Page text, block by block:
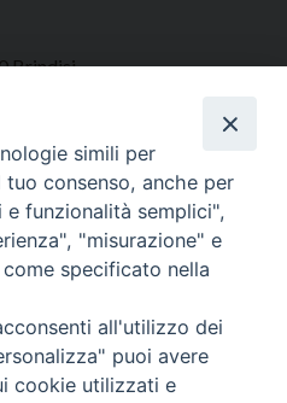
Brindisi
ore 9 - 13
WebMail
simili per
consenso, anche per
funzionalità semplici",
"misurazione" e
specificato nella
all'utilizzo dei
puoi avere
cookie utilizzati e